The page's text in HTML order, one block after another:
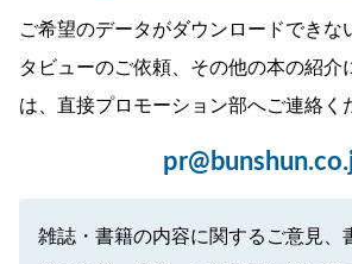
ご希望のデータがダウンロードできな
タビューのご依頼、その他の本の紹介
は、直接プロモーション部へご連絡く
雑誌・書籍の内容に関するご意見、